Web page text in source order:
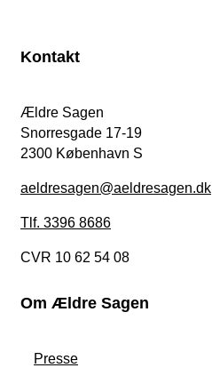
Kontakt
Ældre Sagen
Snorresgade 17-19
2300 København S
aeldresagen@aeldresagen.dk
Tlf. 3396 8686
CVR 10 62 54 08
Om Ældre Sagen
Presse